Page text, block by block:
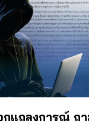
แถลงการณ์ ถา